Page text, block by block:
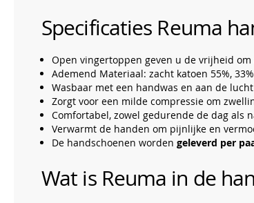
Specificaties Reuma
Open vingertoppen geven u de vrijheid
Ademend Materiaal: zacht katoen 55%,
Wasbaar met een handwas en aan de
Zorgt voor een milde compressie om
Comfortabel, zowel gedurende de dag als
Verwarmt de handen om pijnlijke en
De handschoenen worden geleverd per
Wat is Reuma in de